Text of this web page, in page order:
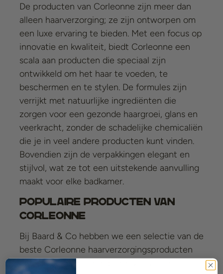
De producten van Corleonne zijn meer dan
alleen haarverzorging; ze zijn ontworpen om
een luxe ervaring te bieden. Met een focus op
innovatie en kwaliteit, biedt Corleonne een
scala aan producten die speciaal zijn
ontwikkeld om het haar te voeden, te
beschermen en te stylen. De formules zijn
verrijkt met natuurlijke ingrediënten die
zorgen voor een gezonde haargroei, glans en
veerkracht, zonder de schadelijke chemicaliën
die je in veel andere producten kunt vinden.
Bovendien zijn de verpakkingen elegant en
stijlvol, wat ze tot een uitstekende aanvulling
maakt voor elke badkamer.
Populaire Producten van
Corleonne
Bij Baard & Co hebben we een selectie van de
beste Corleonne haarverzorgingsproducten
die je haar naar een hoger niveau tillen: